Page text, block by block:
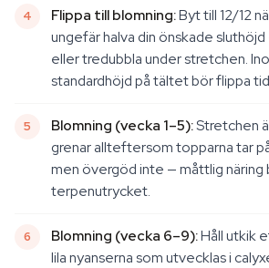
Flippa till blomning:Byt till 12/12
ungefär halva din önskade
eller tredubbla under stretchen.
standardhöjd på tältet bör flippa
Blomning (vecka 1–5):Stretchen
grenar allteftersom topparna tar
men övergöd inte — måttlig näring
terpenutrycket.
Blomning (vecka 6–9):Håll utkik
lila nyanserna som utvecklas i